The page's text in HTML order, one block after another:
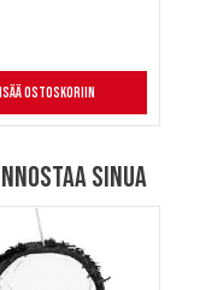
ostoskoriin
sinua